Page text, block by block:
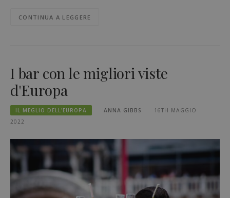
CONTINUA A LEGGERE
I bar con le migliori viste
d'Europa
IL MEGLIO DELL'EUROPA ANNA GIBBS
16TH MAGGIO
2022